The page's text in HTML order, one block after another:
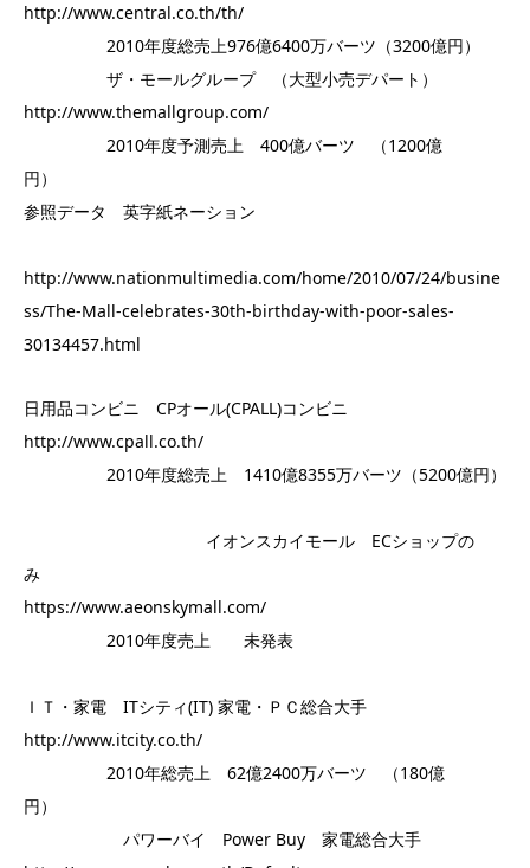
http://www.central.co.th/th/
2010年度総売上976億6400万バーツ（3200億円）
ザ・モールグループ （大型小売デパート）
http://www.themallgroup.com/
2010年度予測売上 400億バーツ （1200億
円）
参照データ 英字紙ネーション
http://www.nationmultimedia.com/home/2010/07/24/busine
ss/The-Mall-celebrates-30th-birthday-with-poor-sales-
30134457.html
日用品コンビニ CPオール(CPALL)コンビニ
http://www.cpall.co.th/
2010年度総売上 1410億8355万バーツ（5200億円）
イオンスカイモール ECショップの
み
https://www.aeonskymall.com/
2010年度売上 未発表
ＩＴ・家電 ITシティ(IT) 家電・ＰＣ総合大手
http://www.itcity.co.th/
2010年総売上 62億2400万バーツ （180億
円）
パワーバイ Power Buy 家電総合大手